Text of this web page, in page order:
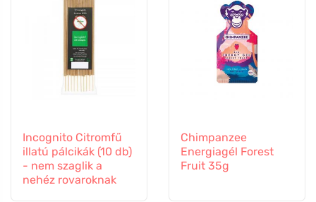
Incognito Citromfű
illatú pálcikák (10 db)
- nem szaglik a
nehéz rovaroknak
Chimpanzee
Energiagél Forest
Fruit 35g